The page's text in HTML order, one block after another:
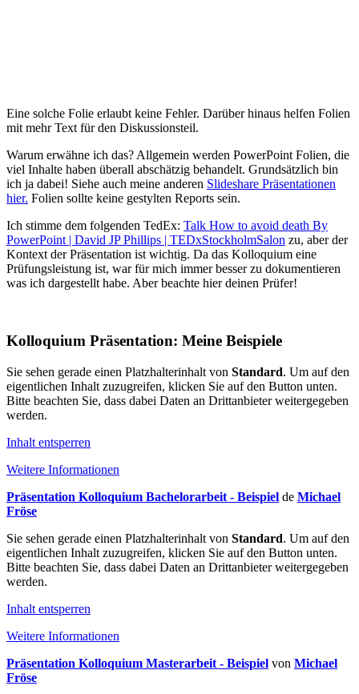
Eine solche Folie erlaubt keine Fehler. Darüber hinaus helfen Folien
mit mehr Text für den Diskussionsteil.
Warum erwähne ich das? Allgemein werden PowerPoint Folien, die
viel Inhalte haben überall abschätzig behandelt. Grundsätzlich bin
ich ja dabei! Siehe auch meine anderen Slideshare Präsentationen
hier. Folien sollte keine gestylten Reports sein.
Ich stimme dem folgenden TedEx: Talk How to avoid death By
PowerPoint | David JP Phillips | TEDxStockholmSalon zu, aber der
Kontext der Präsentation ist wichtig. Da das Kolloquium eine
Prüfungsleistung ist, war für mich immer besser zu dokumentieren
was ich dargestellt habe. Aber beachte hier deinen Prüfer!
Kolloquium Präsentation: Meine Beispiele
Sie sehen gerade einen Platzhalterinhalt von Standard. Um auf den
eigentlichen Inhalt zuzugreifen, klicken Sie auf den Button unten.
Bitte beachten Sie, dass dabei Daten an Drittanbieter weitergegeben
werden.
Inhalt entsperren
Weitere Informationen
Präsentation Kolloquium Bachelorarbeit - Beispiel de Michael
Fröse
Sie sehen gerade einen Platzhalterinhalt von Standard. Um auf den
eigentlichen Inhalt zuzugreifen, klicken Sie auf den Button unten.
Bitte beachten Sie, dass dabei Daten an Drittanbieter weitergegeben
werden.
Inhalt entsperren
Weitere Informationen
Präsentation Kolloquium Masterarbeit - Beispiel von Michael
Fröse